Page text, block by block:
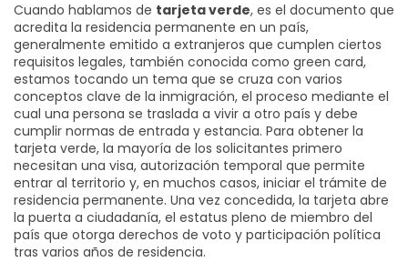
Cuando hablamos de tarjeta verde, es el documento que
acredita la residencia permanente en un país,
generalmente emitido a extranjeros que cumplen ciertos
requisitos legales, también conocida como green card,
estamos tocando un tema que se cruza con varios
conceptos clave de la inmigración, el proceso mediante el
cual una persona se traslada a vivir a otro país y debe
cumplir normas de entrada y estancia. Para obtener la
tarjeta verde, la mayoría de los solicitantes primero
necesitan una visa, autorización temporal que permite
entrar al territorio y, en muchos casos, iniciar el trámite de
residencia permanente. Una vez concedida, la tarjeta abre
la puerta a ciudadanía, el estatus pleno de miembro del
país que otorga derechos de voto y participación política
tras varios años de residencia.